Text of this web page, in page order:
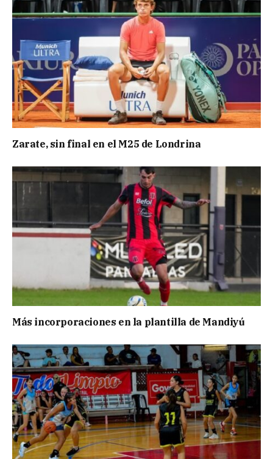
Zarate, sin final en el M25 de Londrina
Más incorporaciones en la plantilla de Mandiyú